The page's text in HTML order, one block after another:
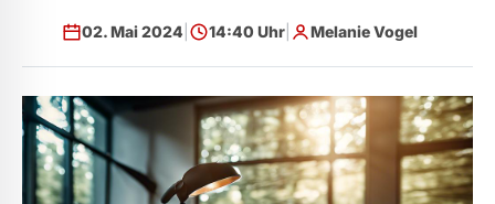
02. Mai 2024 14:40 Uhr| Melanie Vogel